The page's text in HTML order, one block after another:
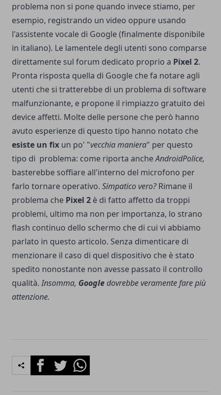
problema non si pone quando invece stiamo, per
esempio, registrando un video oppure usando
l'assistente vocale di Google (finalmente disponibile
in italiano). Le lamentele degli utenti sono comparse
direttamente sul forum dedicato proprio a Pixel 2.
Pronta risposta quella di Google che fa notare agli
utenti che si tratterebbe di un problema di software
malfunzionante, e propone il rimpiazzo gratuito dei
device affetti. Molte delle persone che però hanno
avuto esperienze di questo tipo hanno notato che
esiste un fix un po' "vecchia maniera" per questo
tipo di problema: come riporta ancheAndroidPolice,
basterebbe soffiare all'interno del microfono per
farlo tornare operativo. Simpatico vero?Rimane il
problema che Pixel 2 è di fatto affetto da troppi
problemi, ultimo ma non per importanza, lo strano
flash continuo dello schermo che di cui vi abbiamo
parlato in questo articolo. Senza dimenticare di
menzionare il caso di quel dispositivo che è stato
spedito nonostante non avesse passato il controllo
qualità. Insomma, Googledovrebbe veramente fare più
attenzione.
FacebookTwitterWhatsapp